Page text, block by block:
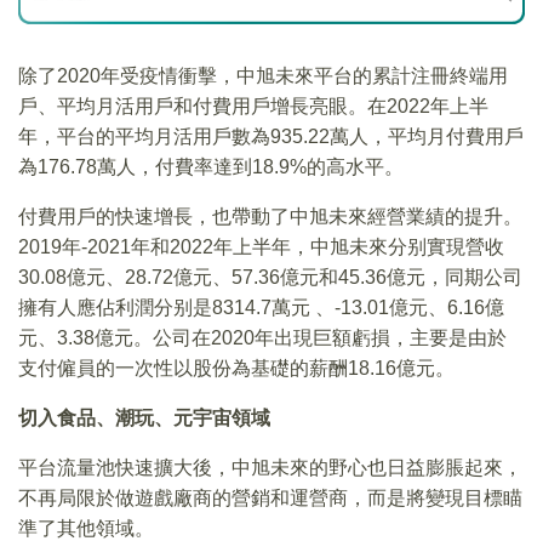
除了2020年受疫情衝擊，中旭未來平台的累計注冊終端用
戶、平均月活用戶和付費用戶增長亮眼。在2022年上半
年，平台的平均月活用戶數為935.22萬人，平均月付費用戶
為176.78萬人，付費率達到18.9%的高水平。
付費用戶的快速增長，也帶動了中旭未來經營業績的提升。
2019年-2021年和2022年上半年，中旭未來分别實現營收
30.08億元、28.72億元、57.36億元和45.36億元，同期公司
擁有人應佔利潤分别是8314.7萬元 、-13.01億元、6.16億
元、3.38億元。公司在2020年出現巨額虧損，主要是由於
支付僱員的一次性以股份為基礎的薪酬18.16億元。
切入食品、潮玩、元宇宙領域
平台流量池快速擴大後，中旭未來的野心也日益膨脹起來，
不再局限於做遊戲廠商的營銷和運營商，而是將變現目標瞄
準了其他領域。